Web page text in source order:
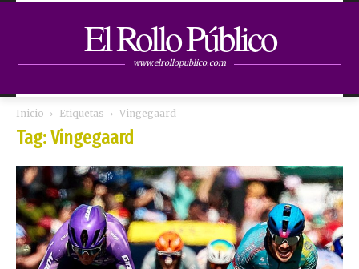
El Rollo Público
www.elrollopublico.com
Inicio Etiquetas Vingegaard
Tag: Vingegaard